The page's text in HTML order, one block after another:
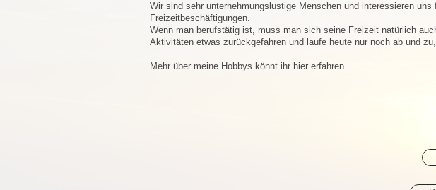
Wir sind sehr unternehmungslustige Menschen und interessieren
Freizeitbeschäftigungen.
Wenn man berufstätig ist, muss man sich seine Freizeit natürlich
Aktivitäten etwas zurückgefahren und laufe heute nur noch ab und
Mehr über meine Hobbys könnt ihr hier erfahren.